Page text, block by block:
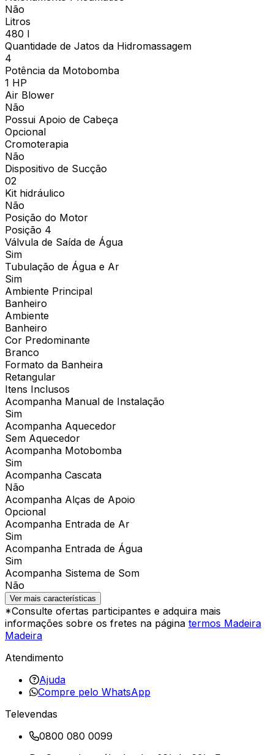
Não
Litros
480 l
Quantidade de Jatos da Hidromassagem
4
Potência da Motobomba
1 HP
Air Blower
Não
Possui Apoio de Cabeça
Opcional
Cromoterapia
Não
Dispositivo de Sucção
02
Kit hidráulico
Não
Posição do Motor
Posição 4
Válvula de Saída de Água
Sim
Tubulação de Água e Ar
Sim
Ambiente Principal
Banheiro
Ambiente
Banheiro
Cor Predominante
Branco
Formato da Banheira
Retangular
Itens Inclusos
Acompanha Manual de Instalação
Sim
Acompanha Aquecedor
Sem Aquecedor
Acompanha Motobomba
Sim
Acompanha Cascata
Não
Acompanha Alças de Apoio
Opcional
Acompanha Entrada de Ar
Sim
Acompanha Entrada de Água
Sim
Acompanha Sistema de Som
Não
Ver mais características
*Consulte ofertas participantes e adquira mais
informações sobre os fretes na página termos Madeira
Madeira
Atendimento
Ajuda
Compre pelo WhatsApp
Televendas
0800 080 0099